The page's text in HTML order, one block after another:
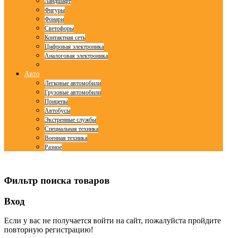
Фигуры
Фонари
Светофоры
Контактная сеть
Цифровая электроника
Аналоговая электроника
Авто
Легковые автомобили
Грузовые автомобили
Прицепы
Автобусы
Экстренные службы
Специальная техника
Военная техника
Разное
Фильтр поиска товаров
Вход
Если у вас не получается войти на сайт, пожалуйста пройдите
повторную регистрацию!